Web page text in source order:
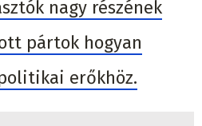
nagy részének
pártok hogyan
erőkhöz.